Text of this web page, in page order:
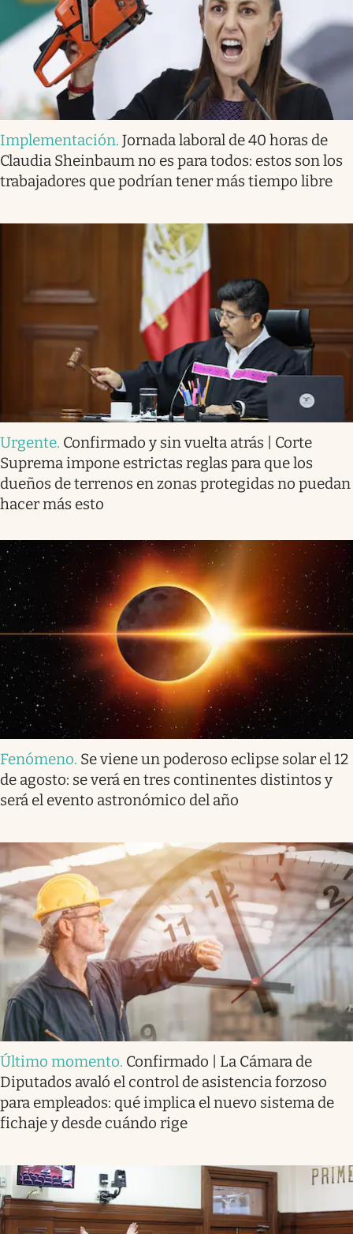
Implementación. Jornada laboral de 40 horas de
Claudia Sheinbaum no es para todos: estos son los
trabajadores que podrían tener más tiempo libre
Urgente. Confirmado y sin vuelta atrás | Corte
Suprema impone estrictas reglas para que los
dueños de terrenos en zonas protegidas no puedan
hacer más esto
Fenómeno. Se viene un poderoso eclipse solar el 12
de agosto: se verá en tres continentes distintos y
será el evento astronómico del año
Último momento. Confirmado | La Cámara de
Diputados avaló el control de asistencia forzoso
para empleados: qué implica el nuevo sistema de
fichaje y desde cuándo rige